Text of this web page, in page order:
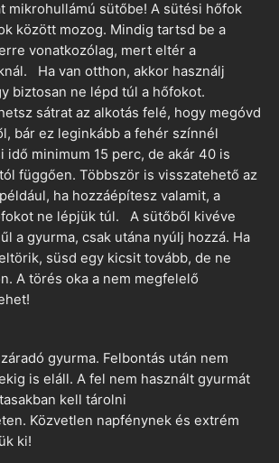
mikrohullámú sütőbe! A sütési hőfok
között mozog. Mindig tartsd be a
vonatkozólag, mert eltér a
Ha van otthon, akkor használj
biztosan ne lépd túl a hőfokot.
sátrat az alkotás felé, hogy megóvd
bár ez leginkább a fehér színnél
minimum 15 perc, de akár 40 is
függően. Többször is visszatehető az
ha hozzáépítesz valamit, a
ne lépjük túl. A sütőből kivéve
a gyurma, csak utána nyúlj hozzá. Ha
süsd egy kicsit tovább, de ne
A törés oka a nem megfelelő
gyurma. Felbontás után nem
is eláll. A fel nem használt gyurmát
kell tárolni
Közvetlen napfénynek és extrém
ki!